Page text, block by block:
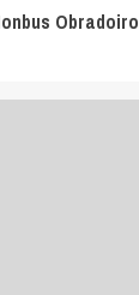
Obradoiro